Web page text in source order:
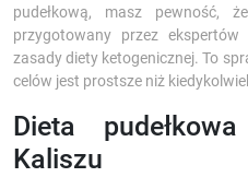
pudełkową, masz pewność,
przygotowany przez ekspertów
zasady diety ketogenicznej. To
celów jest prostsze niż
Dieta
Kaliszu